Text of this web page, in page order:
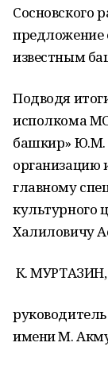
Сосновского
предложение
известным
Подводя
исполкома
башкир» Ю.М.
организацию
главному
культурного
Халиловичу
К. МУРТАЗИН,
имени М.